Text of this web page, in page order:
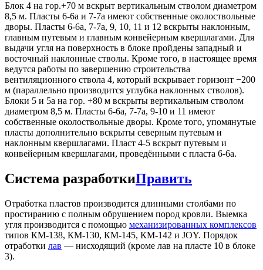
Блок 4 на гор.+70 м вскрыт вертикальным стволом диаметром
8,5 м. Пласты 6-6а и 7-7а имеют собственные околоствольные
дворы. Пласты 6-6а, 7-7а, 9, 10, 11 и 12 вскрыты наклонным,
главным путевым и главным конвейерным квершлагами. Для
выдачи угля на поверхность в блоке пройдены западный и
восточный наклонные стволы. Кроме того, в настоящее время
ведутся работы по завершению строительства
вентиляционного ствола 4, который вскрывает горизонт −200
м (параллельно производится углубка наклонных стволов).
Блоки 5 и 5а на гор. +80 м вскрыты вертикальным стволом
диаметром 8,5 м. Пласты 6-6а, 7-7а, 9-10 и 11 имеют
собственные околоствольные дворы. Кроме того, упомянутые
пласты дополнительно вскрыты северным путевым и
наклонным квершлагами. Пласт 4-5 вскрыт путевым и
конвейерным квершлагами, проведёнными с пласта 6-6а.
Система разработкиПравить
Отработка пластов производится длинными столбами по
простиранию с полным обрушением пород кровли. Выемка
угля производится с помощью механизированных комплексов
типов КМ-138, КМ-130, КМ-145, КМ-142 и JOY. Порядок
отработки лав — нисходящий (кроме лав на пласте 10 в блоке
3).